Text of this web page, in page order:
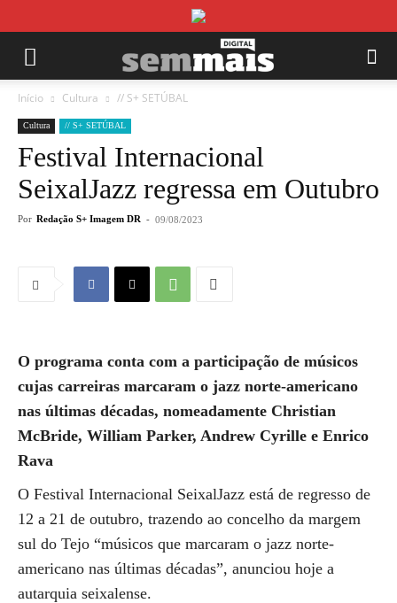
Início Cultura // S+ SETÚBAL
Cultura // S+ SETÚBAL
Festival Internacional
SeixalJazz regressa em Outubro
Por Redação S+ Imagem DR - 09/08/2023
O programa conta com a participação de músicos
cujas carreiras marcaram o jazz norte-americano
nas últimas décadas, nomeadamente Christian
McBride, William Parker, Andrew Cyrille e Enrico
Rava
O Festival Internacional SeixalJazz está de regresso de
12 a 21 de outubro, trazendo ao concelho da margem
sul do Tejo “músicos que marcaram o jazz norte-
americano nas últimas décadas”, anunciou hoje a
autarquia seixalense.